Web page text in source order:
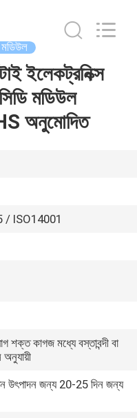
মডিউল
ইলেকট্রনিক্স
মডিউল
অনুমোদিত
/ ISO14001
শক্ত কাগজ মধ্যে বস্তাবন্দী বা
উৎপাদন জন্য 20-25 দিন জন্য